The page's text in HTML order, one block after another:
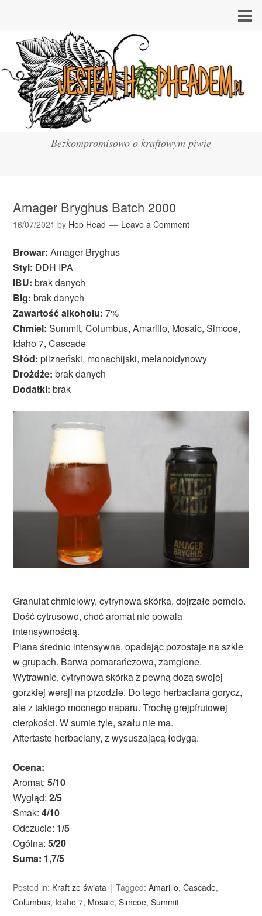
Bezkompromisowo o kraftowym piwie
Amager Bryghus Batch 2000
16/07/2021 by Hop Head Leave a Comment
Browar: Amager Bryghus
Styl: DDH IPA
IBU: brak danych
Blg: brak danych
Zawartość alkoholu: 7%
Chmiel: Summit, Columbus, Amarillo, Mosaic, Simcoe,
Idaho 7, Cascade
Słód: pilzneński, monachijski, melanoidynowy
Drożdże: brak danych
Dodatki: brak
Granulat chmielowy, cytrynowa skórka, dojrzałe pomelo.
Dość cytrusowo, choć aromat nie powala
intensywnością.
Piana średnio intensywna, opadając pozostaje na szkle
w grupach. Barwa pomarańczowa, zamglone.
Wytrawnie, cytrynowa skórka z pewną dozą swojej
gorzkiej wersji na przodzie. Do tego herbaciana gorycz,
ale z takiego mocnego naparu. Trochę grejpfrutowej
cierpkości. W sumie tyle, szału nie ma.
Aftertaste herbaciany, z wysuszającą łodygą.
Ocena:
Aromat:5/10
Wygląd:2/5
Smak:4/10
Odczucie: 1/5
Ogólna:5/20
Suma: 1,7/5
Posted in: Kraft ze świata Tagged:Amarillo,Cascade,
Columbus, Idaho 7, Mosaic,Simcoe,Summit